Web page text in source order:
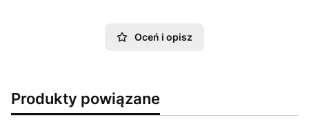
Oceń i opisz
Produkty powiązane